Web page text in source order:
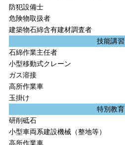
防犯設備士
危険物取扱者
建築物石綿含有建材調査者
技能講習
石綿作業主任者
小型移動式クレーン
ガス溶接
高所作業車
玉掛け
特別教育
研削砥石
小型車両系建設機械（整地等）
高所作業車